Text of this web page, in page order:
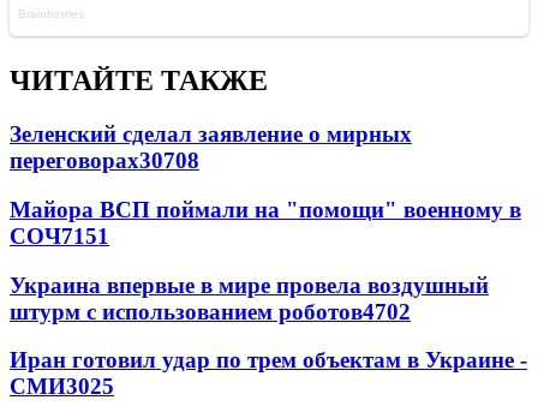
ЧИТАЙТЕ ТАКЖЕ
Зеленский сделал заявление о мирных
переговорах30708
Майора ВСП поймали на "помощи" военному в
СОЧ7151
Украина впервые в мире провела воздушный
штурм с использованием роботов4702
Иран готовил удар по трем объектам в Украине -
СМИ3025